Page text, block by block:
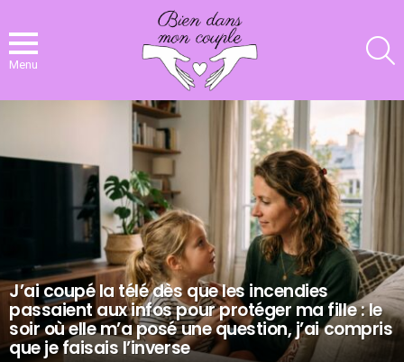
Menu
J’ai coupé la télé dès que les incendies
passaient aux infos pour protéger ma fille : le
soir où elle m’a posé une question, j’ai compris
que je faisais l’inverse